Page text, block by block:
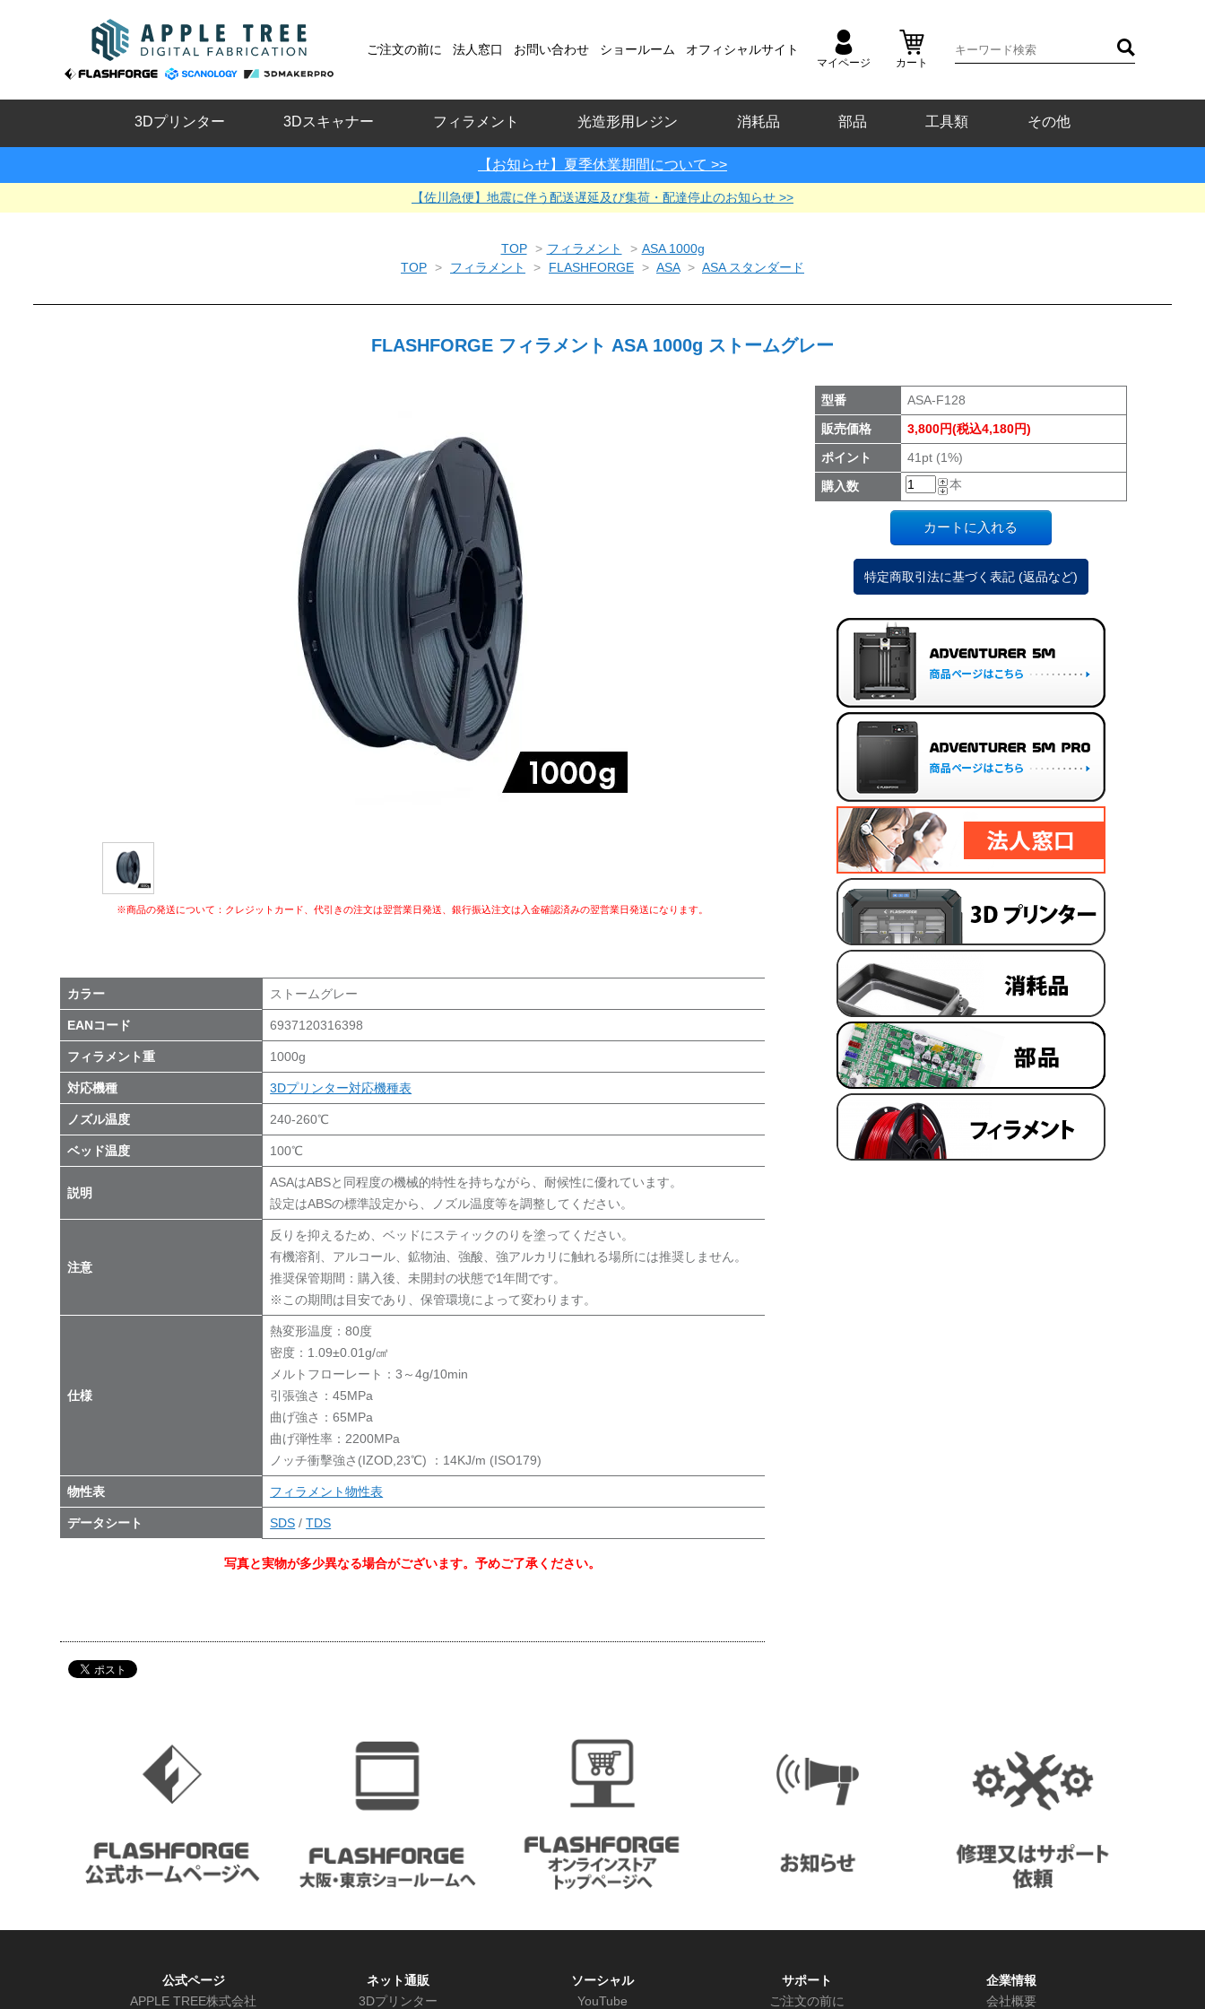
ご注文の前に 法人窓口 お問い合わせ ショールーム オフィシャルサイト
マイページ カート
3Dプリンター 3Dスキャナー フィラメント 光造形用レジン 消耗品 部品 工具類 その他
【お知らせ】夏季休業期間について >>
【佐川急便】地震に伴う配送遅延及び集荷・配達停止のお知らせ >>
TOP > フィラメント > ASA 1000g
TOP > フィラメント > FLASHFORGE > ASA > ASA スタンダード
FLASHFORGE フィラメント ASA 1000g ストームグレー
型番
ASA-F128
販売価格
3,800円(税込4,180円)
ポイント
41pt (1%)
購入数
本
特定商取引法に基づく表記 (返品など)
※商品の発送について：クレジットカード、代引きの注文は翌営業日発送、銀行振込注文は入金確認済みの翌営業日発送になります。
カラー ストームグレー
EANコード 6937120316398
フィラメント重 1000g
対応機種 3Dプリンター対応機種表
ノズル温度 240-260℃
ベッド温度 100℃
説明
ASAはABSと同程度の機械的特性を持ちながら、耐候性に優れています。
設定はABSの標準設定から、ノズル温度等を調整してください。
注意
反りを抑えるため、ベッドにスティックのりを塗ってください。
有機溶剤、アルコール、鉱物油、強酸、強アルカリに触れる場所には推奨しません。
推奨保管期間：購入後、未開封の状態で1年間です。
※この期間は目安であり、保管環境によって変わります。
仕様
熱変形温度：80度
密度：1.09±0.01g/㎤
メルトフローレート：3～4g/10min
引張強さ：45MPa
曲げ強さ：65MPa
曲げ弾性率：2200MPa
ノッチ衝擊強さ(IZOD,23℃) ：14KJ/m (ISO179)
物性表 フィラメント物性表
データシート SDS /TDS
写真と実物が多少異なる場合がございます。予めご了承ください。
公式ページ
APPLE TREE株式会社
ネット通販
3Dプリンター
ソーシャル
YouTube
サポート
ご注文の前に
企業情報
会社概要